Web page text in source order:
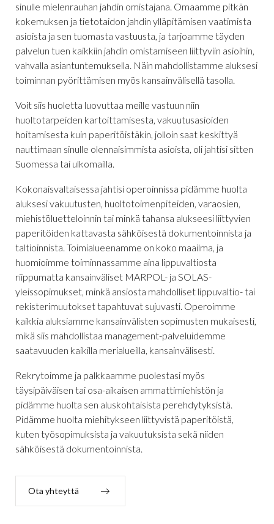
sinulle mielenrauhan jahdin omistajana. Omaamme pitkän
kokemuksen ja tietotaidon jahdin ylläpitämisen vaatimista
asioista ja sen tuomasta vastuusta, ja tarjoamme täyden
palvelun tuen kaikkiin jahdin omistamiseen liittyviin asioihin,
vahvalla asiantuntemuksella. Näin mahdollistamme aluksesi
toiminnan pyörittämisen myös kansainvälisellä tasolla.
Voit siis huoletta luovuttaa meille vastuun niin
huoltotarpeiden kartoittamisesta, vakuutusasioiden
hoitamisesta kuin paperitöistäkin, jolloin saat keskittyä
nauttimaan sinulle olennaisimmista asioista, oli jahtisi sitten
Suomessa tai ulkomailla.
Kokonaisvaltaisessa jahtisi operoinnissa pidämme huolta
aluksesi vakuutusten, huoltotoimenpiteiden, varaosien,
miehistöluetteloinnin tai minkä tahansa alukseesi liittyvien
paperitöiden kattavasta sähköisestä dokumentoinnista ja
taltioinnista. Toimialueenamme on koko maailma, ja
huomioimme toiminnassamme aina lippuvaltiosta
riippumatta kansainväliset MARPOL- ja SOLAS-
yleissopimukset, minkä ansiosta mahdolliset lippuvaltio- tai
rekisterimuutokset tapahtuvat sujuvasti. Operoimme
kaikkia aluksiamme kansainvälisten sopimusten mukaisesti,
mikä siis mahdollistaa management-palveluidemme
saatavuuden kaikilla merialueilla, kansainvälisesti.
Rekrytoimme ja palkkaamme puolestasi myös
täysipäiväisen tai osa-aikaisen ammattimiehistön ja
pidämme huolta sen aluskohtaisista perehdytyksistä.
Pidämme huolta miehitykseen liittyvistä paperitöistä,
kuten työsopimuksista ja vakuutuksista sekä niiden
sähköisestä dokumentoinnista.
Ota yhteyttä